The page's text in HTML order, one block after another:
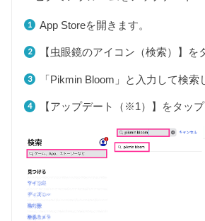
App Storeを開きます。
【虫眼鏡のアイコン（検索）】を
「Pikmin Bloom」と入力して検索
【アップデート（※1）】をタップ